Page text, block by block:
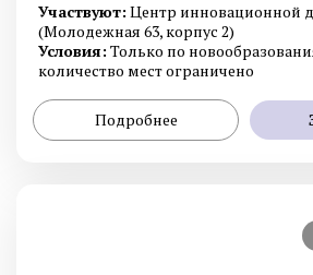
Участвуют: Центр инновационной
(Молодежная 63, корпус 2)
Условия: Только по
количество мест ограничено
Подробнее